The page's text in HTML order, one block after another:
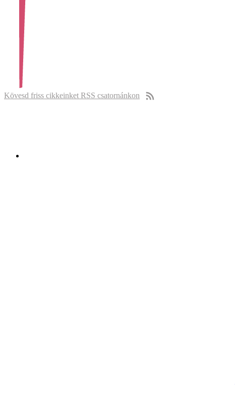
Kövesd friss cikkeinket RSS csatornánkon